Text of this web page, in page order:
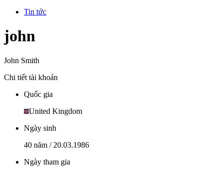
Tin tức
john
John Smith
Chi tiết tài khoản
Quốc gia
United Kingdom
Ngày sinh
40 năm / 20.03.1986
Ngày tham gia